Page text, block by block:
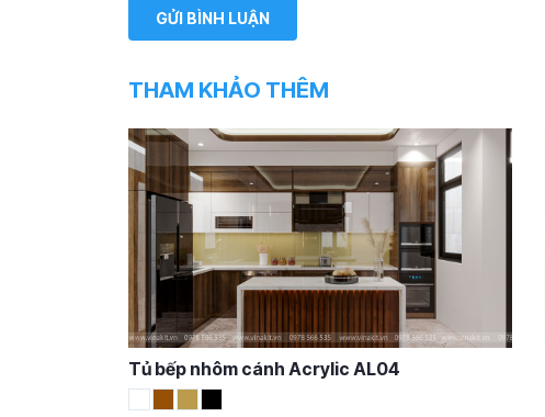
THAM KHẢO THÊM
Tủ bếp nhôm cánh Acrylic AL04